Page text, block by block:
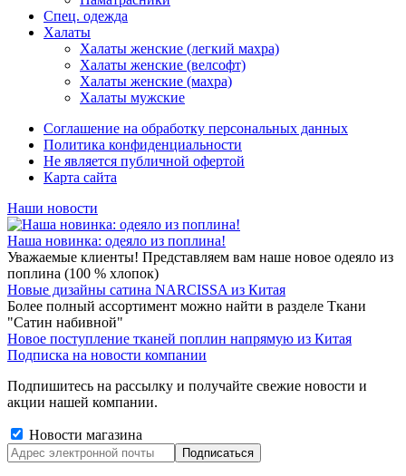
Спец. одежда
Халаты
Халаты женские (легкий махра)
Халаты женские (велсофт)
Халаты женские (махра)
Халаты мужские
Соглашение на обработку персональных данных
Политика конфиденциальности
Не является публичной офертой
Карта сайта
Наши новости
Наша новинка: одеяло из поплина!
Уважаемые клиенты! Представляем вам наше новое одеяло из
поплина (100 % хлопок)
Новые дизайны сатина NARCISSA из Китая
Более полный ассортимент можно найти в разделе Ткани
"Сатин набивной"
Новое поступление тканей поплин напрямую из Китая
Подписка на новости компании
Подпишитесь на рассылку и получайте свежие новости и
акции нашей компании.
Новости магазина